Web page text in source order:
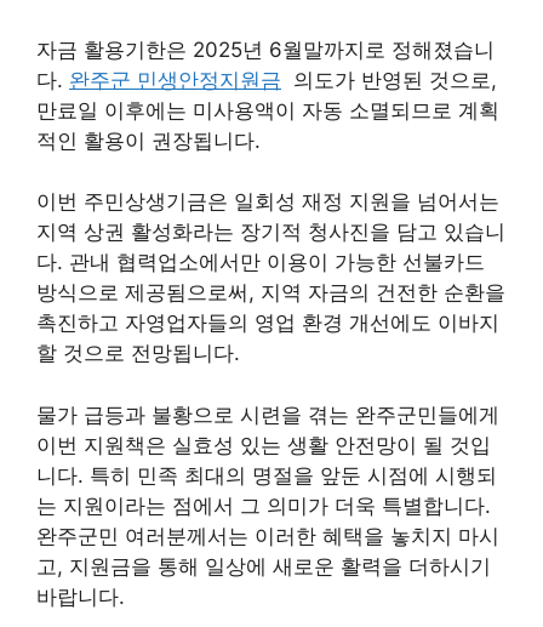
자금 활용기한은 2025년 6월말까지로 정해졌습니
다. 완주군 민생안정지원금 의도가 반영된 것으로,
만료일 이후에는 미사용액이 자동 소멸되므로 계획
적인 활용이 권장됩니다.
이번 주민상생기금은 일회성 재정 지원을 넘어서는
지역 상권 활성화라는 장기적 청사진을 담고 있습니
다. 관내 협력업소에서만 이용이 가능한 선불카드
방식으로 제공됨으로써, 지역 자금의 건전한 순환을
촉진하고 자영업자들의 영업 환경 개선에도 이바지
할 것으로 전망됩니다.
물가 급등과 불황으로 시련을 겪는 완주군민들에게
이번 지원책은 실효성 있는 생활 안전망이 될 것입
니다. 특히 민족 최대의 명절을 앞둔 시점에 시행되
는 지원이라는 점에서 그 의미가 더욱 특별합니다.
완주군민 여러분께서는 이러한 혜택을 놓치지 마시
고, 지원금을 통해 일상에 새로운 활력을 더하시기
바랍니다.